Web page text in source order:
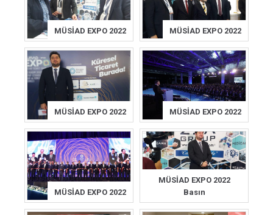
MÜSİAD EXPO 2022 MÜSİAD EXPO 2022
MÜSİAD EXPO 2022 MÜSİAD EXPO 2022
MÜSİAD EXPO 2022
MÜSİAD EXPO 2022
Basın